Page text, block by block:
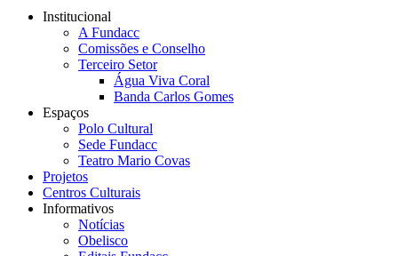
Institucional
A Fundacc
Comissões e Conselho
Terceiro Setor
Água Viva Coral
Banda Carlos Gomes
Espaços
Polo Cultural
Sede Fundacc
Teatro Mario Covas
Projetos
Centros Culturais
Informativos
Notícias
Obelisco